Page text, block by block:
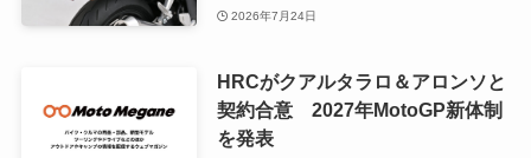
2026年7月24日
HRCがクアルタラロ＆アロンソと
契約合意 2027年MotoGP新体制
を発表